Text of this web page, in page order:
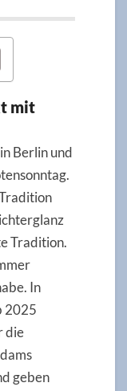
mit
Berlin und
Tradition.
In
2025
die
geben